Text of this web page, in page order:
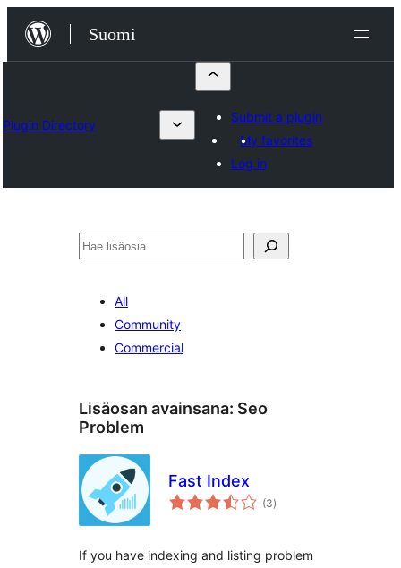
Siirry
sisältöön
Suomi
Plugin Directory
Submit a plugin
My favorites
Log in
Etsi
All
Community
Commercial
Lisäosan avainsana: Seo
Problem
Fast Index
(3arvosanat
yhteensä
)
If you have indexing and listing problem